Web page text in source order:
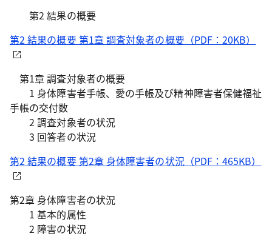
第2 結果の概要
第2 結果の概要 第1章 調査対象者の概要（PDF：20KB）
第1章 調査対象者の概要
1 身体障害者手帳、愛の手帳及び精神障害者保健福祉
手帳の交付数
2 調査対象者の状況
3 回答者の状況
第2 結果の概要 第2章 身体障害者の状況（PDF：465KB）
第2章 身体障害者の状況
1 基本的属性
2 障害の状況